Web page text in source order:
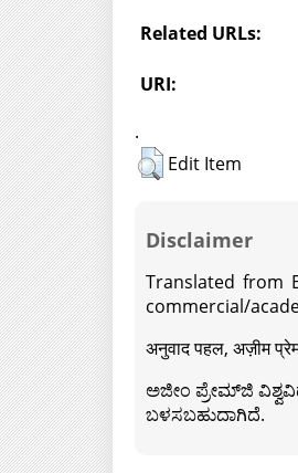
Related URLs:
URI:
.
Edit Item
Disclaimer
Translated from
commercial/
अनुवाद पहल, अज़ीम
ಅಜೀಂ ಪ್ರೇಮ್‍ಜಿ
ಬಳಸಬಹುದಾಗಿದೆ.